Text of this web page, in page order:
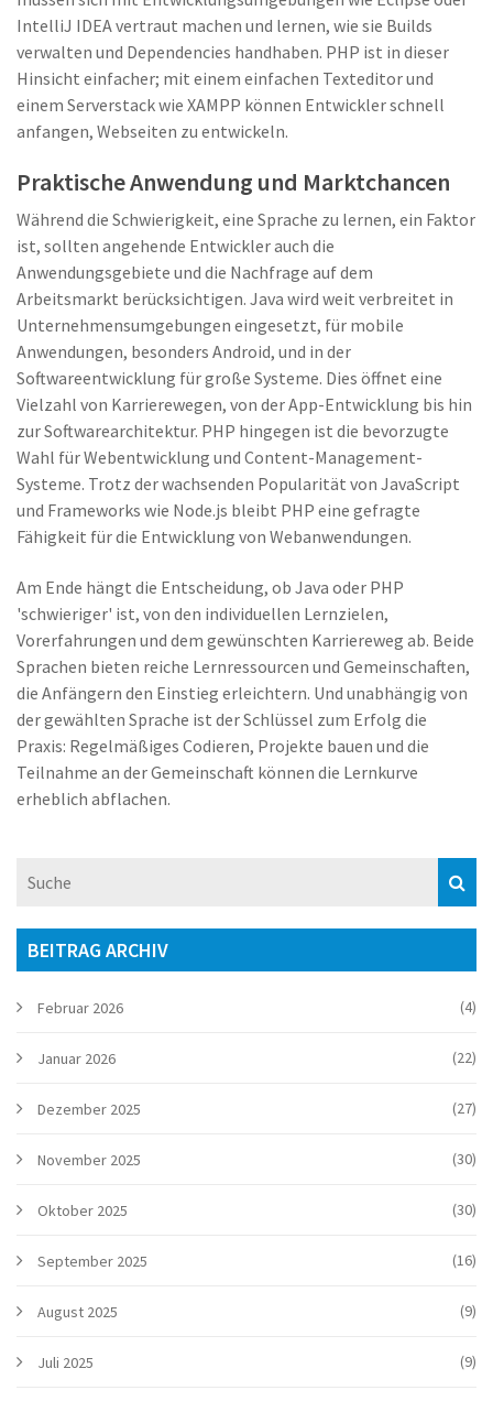
IntelliJ IDEA vertraut machen und lernen, wie sie Builds
verwalten und Dependencies handhaben. PHP ist in dieser
Hinsicht einfacher; mit einem einfachen Texteditor und
einem Serverstack wie XAMPP können Entwickler schnell
anfangen, Webseiten zu entwickeln.
Praktische Anwendung und Marktchancen
Während die Schwierigkeit, eine Sprache zu lernen, ein Faktor
ist, sollten angehende Entwickler auch die
Anwendungsgebiete und die Nachfrage auf dem
Arbeitsmarkt berücksichtigen. Java wird weit verbreitet in
Unternehmensumgebungen eingesetzt, für mobile
Anwendungen, besonders Android, und in der
Softwareentwicklung für große Systeme. Dies öffnet eine
Vielzahl von Karrierewegen, von der App-Entwicklung bis hin
zur Softwarearchitektur. PHP hingegen ist die bevorzugte
Wahl für Webentwicklung und Content-Management-
Systeme. Trotz der wachsenden Popularität von JavaScript
und Frameworks wie Node.js bleibt PHP eine gefragte
Fähigkeit für die Entwicklung von Webanwendungen.
Am Ende hängt die Entscheidung, ob Java oder PHP
'schwieriger' ist, von den individuellen Lernzielen,
Vorerfahrungen und dem gewünschten Karriereweg ab. Beide
Sprachen bieten reiche Lernressourcen und Gemeinschaften,
die Anfängern den Einstieg erleichtern. Und unabhängig von
der gewählten Sprache ist der Schlüssel zum Erfolg die
Praxis: Regelmäßiges Codieren, Projekte bauen und die
Teilnahme an der Gemeinschaft können die Lernkurve
erheblich abflachen.
BEITRAG ARCHIV
Februar 2026 (4)
Januar 2026 (22)
Dezember 2025 (27)
November 2025 (30)
Oktober 2025 (30)
September 2025 (16)
August 2025 (9)
Juli 2025 (9)